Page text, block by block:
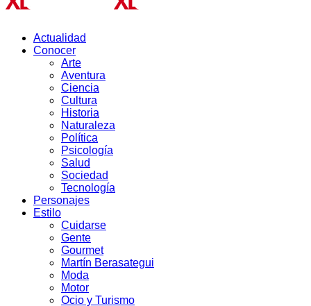
Actualidad
Conocer
Arte
Aventura
Ciencia
Cultura
Historia
Naturaleza
Política
Psicología
Salud
Sociedad
Tecnología
Personajes
Estilo
Cuidarse
Gente
Gourmet
Martín Berasategui
Moda
Motor
Ocio y Turismo